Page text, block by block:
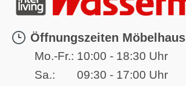
Öffnungszeiten Möbelhaus
Mo.-Fr.: 10:00 - 18:30 Uhr
Sa.:
09:30 - 17:00 Uhr